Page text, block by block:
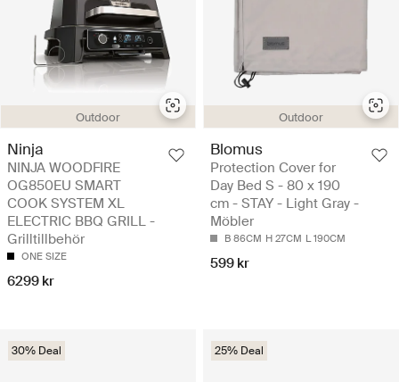
Outdoor
Ninja
NINJA WOODFIRE
OG850EU SMART
COOK SYSTEM XL
ELECTRIC BBQ GRILL -
Grilltillbehör
ONE SIZE
6299 kr
Outdoor
Blomus
Protection Cover for
Day Bed S - 80 x 190
cm - STAY - Light Gray -
Möbler
B 86CM H 27CM L 190CM
599 kr
30% Deal 25% Deal